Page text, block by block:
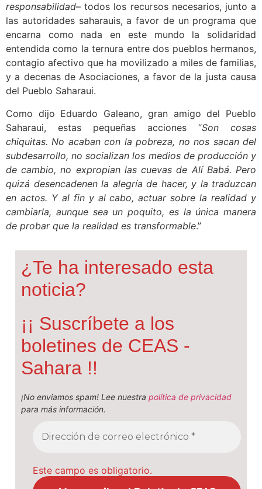
responsabilidad– todos los recursos necesarios, junto a
las autoridades saharauis, a favor de un programa que
encarna como nada en este mundo la solidaridad
entendida como la ternura entre dos pueblos hermanos,
contagio afectivo que ha movilizado a miles de familias,
y a decenas de Asociaciones, a favor de la justa causa
del Pueblo Saharaui.
Como dijo Eduardo Galeano, gran amigo del Pueblo
Saharaui, estas pequeñas acciones “Son cosas
chiquitas. No acaban con la pobreza, no nos sacan del
subdesarrollo, no socializan los medios de producción y
de cambio, no expropian las cuevas de Alí Babá. Pero
quizá desencadenen la alegría de hacer, y la traduzcan
en actos. Y al fin y al cabo, actuar sobre la realidad y
cambiarla, aunque sea un poquito, es la única manera
de probar que la realidad es transformable.”
¿Te ha interesado esta
noticia?
¡¡ Suscríbete a los
boletines de CEAS -
Sahara !!
¡No enviamos spam! Lee nuestra política de privacidad
para más información.
Este campo es obligatorio.